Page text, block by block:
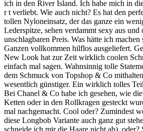
ich in den River Island. Ich habe mich in
r t verliebt. Wie auch nicht? Es hat den
tollen Nyloneinsatz, der das ganze ein
Lederspitze, sehen verdammt sexy aus und
unschlagbaren Preis. Was hätte ich
Ganzen vollkommen hilflos ausgeliefert.
New Look hat zur Zeit wirklich coolen
einfach mal sagen. Wahnsinnig tolle
dem Schmuck von Topshop & Co
wesentlich günstiger. Ein wirklich tolles
Bei Chanel & Co habe ich gesehen, wie
Ketten oder in den Rollkragen gesteckt
mal nachgemacht. Cool oder? Zumindest
diese Longbob Variante auch ganz gut
schneide ich mir die Haare nicht ab), oder?